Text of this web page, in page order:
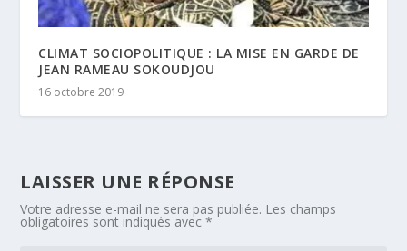
CLIMAT SOCIOPOLITIQUE : LA MISE EN GARDE DE
JEAN RAMEAU SOKOUDJOU
16 octobre 2019
LAISSER UNE RÉPONSE
Votre adresse e-mail ne sera pas publiée. Les champs
obligatoires sont indiqués avec*